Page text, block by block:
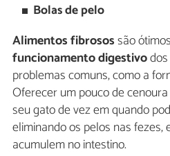
Bolas de pelo
Alimentos fibrosossão
funcionamento digestivo
problemas comuns, como a
Oferecer um pouco de
seu gato de vez em quando
eliminando os pelos nas fezes,
acumulem no intestino.